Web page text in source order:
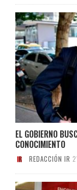
EL GOBIERNO
CONOCIMIENTO
REDACCIÓN IR